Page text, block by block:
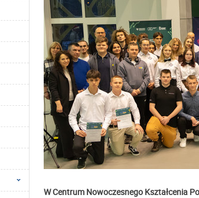
W Centrum Nowoczesnego Kształcenia